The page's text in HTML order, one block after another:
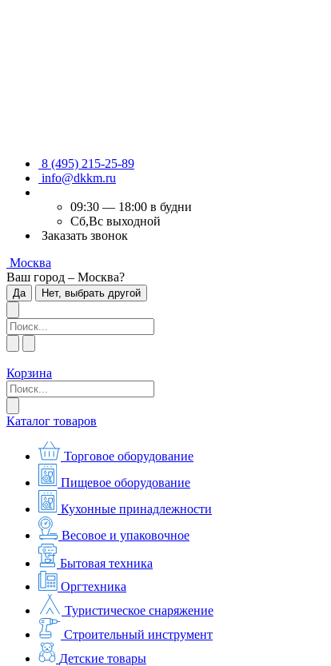
8 (495) 215-25-89
info@dkkm.ru
09:30 — 18:00 в будни
Сб,Вс выходной
Заказать звонок
Москва
Ваш город – Москва?
Да Нет, выбрать другой
Корзина
Каталог товаров
Торговое оборудование
Пищевое оборудование
Кухонные принадлежности
Весовое и упаковочное
Бытовая техника
Оргтехника
Туристическое снаряжение
Строительный инструмент
Детские товары